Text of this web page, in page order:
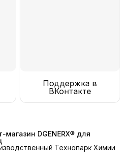
Поддержка в
ВКонтакте
DGENERX® для
Технопарк Химии